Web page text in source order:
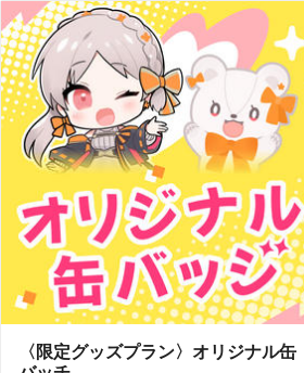
〈限定グッズプラン〉オリジナル缶